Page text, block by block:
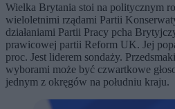
Wielka Brytania stoi na politycznym
wieloletnimi rządami Partii
działaniami Partii Pracy pcha
prawicowej partii Reform UK. Jej
proc. Jest liderem sondaży.
wyborami może być czwartkowe
jednym z okręgów na południu kraju.